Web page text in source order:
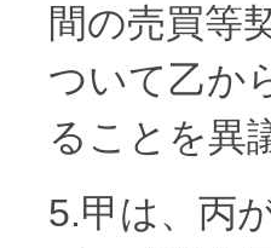
間の売買等
ついて乙か
ることを異
5.甲は、丙